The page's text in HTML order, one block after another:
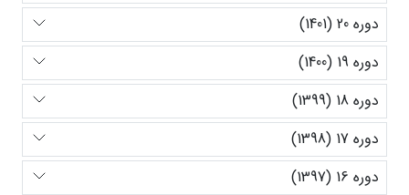
دوره 20 (1401)
دوره 19 (1400)
دوره 18 (1399)
دوره 17 (1398)
دوره 16 (1397)